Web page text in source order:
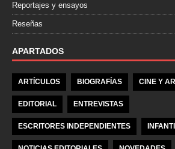
Reportajes y ensayos
Reseñas
APARTADOS
ARTÍCULOS BIOGRAFÍAS CINE Y
EDITORIAL ENTREVISTAS
ESCRITORES INDEPENDIENTES